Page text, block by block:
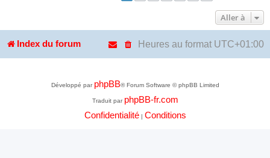
Aller à
Index du forum Heures au format UTC+01:00
Développé par phpBB® Forum Software © phpBB Limited
Traduit par phpBB-fr.com
Confidentialité| Conditions